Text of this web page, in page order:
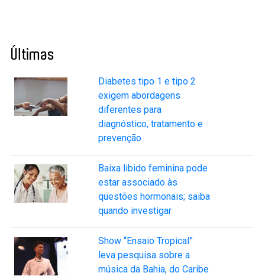
Últimas
Diabetes tipo 1 e tipo 2
exigem abordagens
diferentes para
diagnóstico, tratamento e
prevenção
Baixa libido feminina pode
estar associado às
questões hormonais; saiba
quando investigar
Show “Ensaio Tropical”
leva pesquisa sobre a
música da Bahia, do Caribe